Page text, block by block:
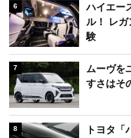
6
ハイエー
ル！ レ
験
7
ムーヴを
すさはそ
8
トヨタ